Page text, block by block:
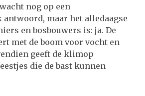
nog op een
maar het alledaagse
en bosbouwers is: ja. De
met de boom voor vocht en
geeft de klimop
die de bast kunnen